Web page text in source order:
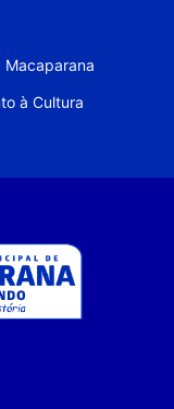
Macaparana
à Cultura